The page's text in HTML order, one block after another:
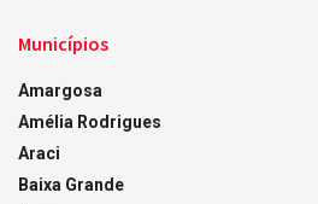
Municípios
Amargosa
Amélia Rodrigues
Araci
Baixa Grande